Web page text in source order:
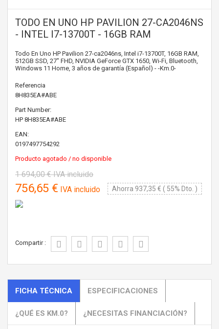
TODO EN UNO HP PAVILION 27-CA2046NS
- INTEL I7-13700T - 16GB RAM
Todo En Uno HP Pavilion 27-ca2046ns, Intel i7-13700T, 16GB RAM,
512GB SSD, 27" FHD, NVIDIA GeForce GTX 1650, Wi-Fi, Bluetooth,
Windows 11 Home, 3 años de garantía (Español) - -Km.0-
Referencia
8H835EA#ABE
Part Number:
HP 8H835EA#ABE
EAN:
0197497754292
Producto agotado / no disponible
1 694,00 €IVA incluido
756,65 € IVA incluido Ahorra 937,35 € ( 55% Dto. )
Compartir :
FICHA TÉCNICA ESPECIFICACIONES
¿QUÉ ES KM.0? ¿NECESITAS FINANCIACIÓN?